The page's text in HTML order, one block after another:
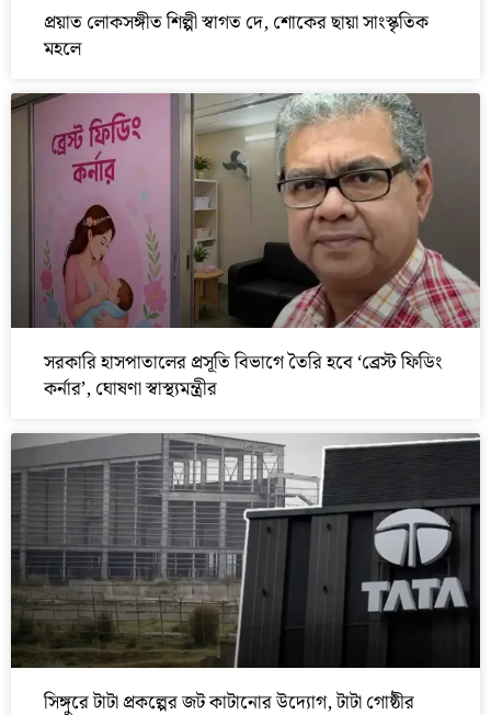
প্রয়াত লোকসঙ্গীত শিল্পী স্বাগত দে, শোকের ছায়া সাংস্কৃতিক
মহলে
সরকারি হাসপাতালের প্রসূতি বিভাগে তৈরি হবে ‘ব্রেস্ট ফিডিং
কর্নার’, ঘোষণা স্বাস্থ্যমন্ত্রীর
সিঙ্গুরে টাটা প্রকল্পের জট কাটানোর উদ্যোগ, টাটা গোষ্ঠীর